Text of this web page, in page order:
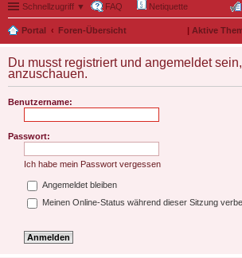
Schnellzugriff ▼ FAQ Netiquette
Portal Foren-Übersicht | Aktive
Du musst registriert und angemeldet
anzuschauen.
Benutzername:
Passwort:
Ich habe mein Passwort vergessen
Angemeldet bleiben
Meinen Online-Status während dieser Sitzung